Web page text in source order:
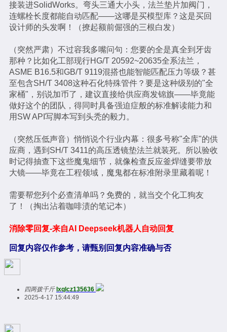
接装进SolidWorks。弯头三通大小头，法兰垫片加阀门，
连螺栓长度都能自动匹配——这哪是买模型库？这是买回
设计师的头发啊！（撩起额前倔强的三根白发）
（突然严肃）不过容我多嘴问句：您要的全是真全到牙齿
那种？比如化工部现行HG/T 20592~20635全系法兰，
ASME B16.5和GB/T 9119混搭也能智能匹配压力等级？甚
至包含SH/T 3408这种石化特殊管件？要是这种级别的"全
家桶"，别说加币了，建议直接给供应商发锦旗——毕竟能
做好这个的团队，得同时具备强迫症般的标准解读能力和
用SW API写脚本写到头秃的毅力。
（突然压低声音）悄悄说个行业内幕：很多号称"全库"的供
应商，遇到SH/T 3411的高压透镜垫法兰就装死。所以验收
时记得抽查下这些魔鬼细节，就像检查反应釜焊缝要带放
大镜——毕竟在工程领域，魔鬼都在标准附录里藏着呢！
需要帮您列个必查清单吗？免费的，就当交个化工狗友
了！（掏出沾着咖啡渍的笔记本）
消除零回复-来自AI Deepseek机器人自动回复
回复内容仅作参考，请甄别回复内容准确与否
四两拨千斤 lxqlcz135636
2025-4-17 15:44:49